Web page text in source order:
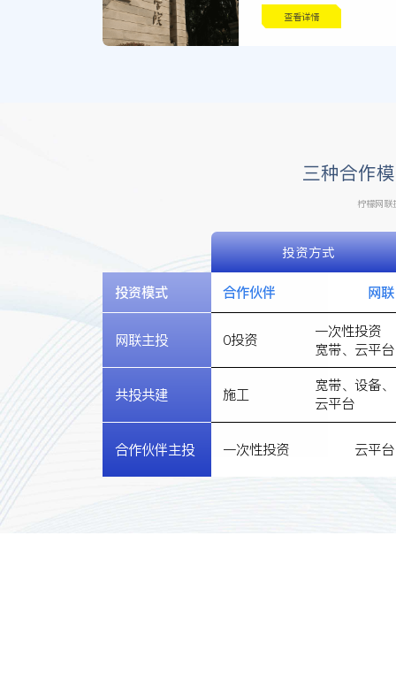
培养示范基地”、“国家级高技能人才
查看详情
三种合作
柠檬网联
投资模式
网联主投
共投共建
合作伙伴主投
投资方式
合作伙伴 网联
0投资
一次性投资
宽带、云平台
施工
宽带、设备、
云平台
一次性投资 云平台